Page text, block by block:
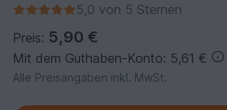
5,0 von 5 Sternen
Preis: 5,90 €
Mit dem Guthaben-Konto: 5,61 €
Alle Preisangaben inkl. MwSt.